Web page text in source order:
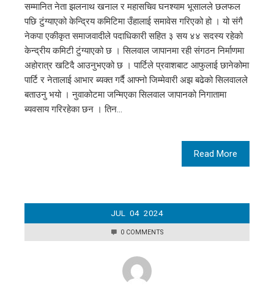
सम्मानित नेता झलनाथ खनाल र महासचिव घनश्याम भूसालले छलफल
पछि टुंग्याएको केन्द्रिय कमिटिमा उँहालाई समावेस गरिएको हो । यो संगै
नेकपा एकीकृत समाजवादीले पदाधिकारी सहित ३ सय ४४ सदस्य रहेको
केन्द्रीय कमिटी टुंग्याएको छ । सिलवाल जापानमा रही संगठन निर्माणमा
अहोरात्र खटिदै आउनुभएको छ । पार्टिले प्रवाशबाट आफुलाई छानेकोमा
पार्टि र नेतालाई आभार ब्यक्त गर्दै आफ्नो जिम्मेवारी अझ बढेको सिलवालले
बताउनु भयो । नुवाकोटमा जन्मिएका सिलवाल जापानको निगातामा
ब्यवसाय गरिरहेका छन । तिन…
Read More
JUL 04 2024
0 COMMENTS